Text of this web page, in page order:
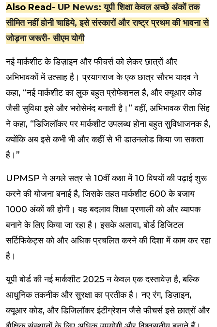
Also Read- UP News: यूपी शिक्षा केवल अच्छे अंकों तक
सीमित नहीं होनी चाहिये, इसे संस्कारों और राष्ट्र प्रथम की भावना से
जोड़ना जरूरी- सीएम योगी
नई मार्कशीट के डिज़ाइन और फीचर्स को लेकर छात्रों और
अभिभावकों में उत्साह है। प्रयागराज के एक छात्र सौरभ यादव ने
कहा, “नई मार्कशीट का लुक बहुत प्रोफेशनल है, और क्यूआर कोड
जैसी सुविधा इसे और भरोसेमंद बनाती है।” वहीं, अभिभावक रीता सिंह
ने कहा, “डिजिलॉकर पर मार्कशीट उपलब्ध होना बहुत सुविधाजनक है,
क्योंकि अब इसे कभी भी और कहीं से भी डाउनलोड किया जा सकता
है।”
UPMSP ने अगले सत्र से 10वीं कक्षा में 10 विषयों की पढ़ाई शुरू
करने की योजना बनाई है, जिसके तहत मार्कशीट 600 के बजाय
1000 अंकों की होगी। यह बदलाव शिक्षा प्रणाली को और व्यापक
बनाने के लिए किया जा रहा है। इसके अलावा, बोर्ड डिजिटल
सर्टिफिकेट्स को और अधिक प्रचलित करने की दिशा में काम कर रहा
है।
यूपी बोर्ड की नई मार्कशीट 2025 न केवल एक दस्तावेज़ है, बल्कि
आधुनिक तकनीक और सुरक्षा का प्रतीक है। नए रंग, डिज़ाइन,
क्यूआर कोड, और डिजिलॉकर इंटीग्रेशन जैसे फीचर्स इसे छात्रों और